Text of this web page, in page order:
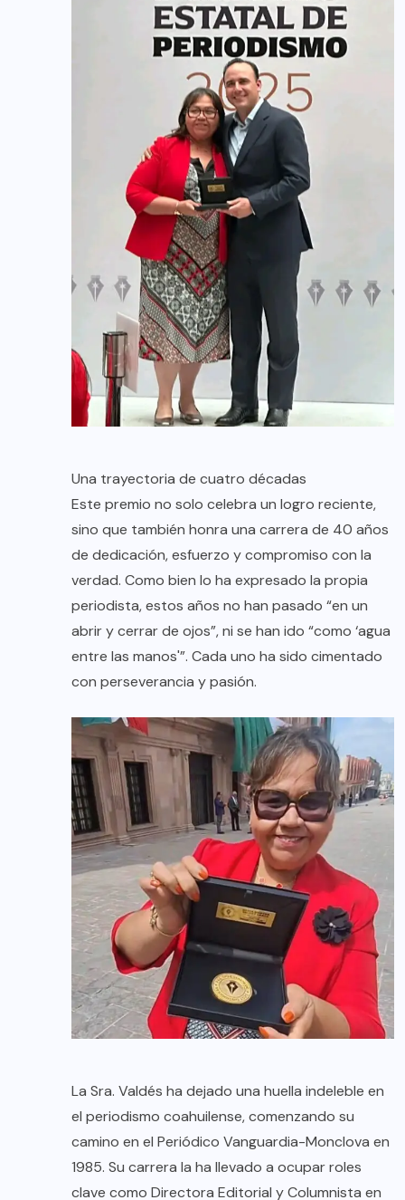
Una trayectoria de cuatro décadas
Este premio no solo celebra un logro reciente,
sino que también honra una carrera de 40 años
de dedicación, esfuerzo y compromiso con la
verdad. Como bien lo ha expresado la propia
periodista, estos años no han pasado “en un
abrir y cerrar de ojos”, ni se han ido “como ‘agua
entre las manos'”. Cada uno ha sido cimentado
con perseverancia y pasión.
La Sra. Valdés ha dejado una huella indeleble en
el periodismo coahuilense, comenzando su
camino en el Periódico Vanguardia-Monclova en
1985. Su carrera la ha llevado a ocupar roles
clave como Directora Editorial y Columnista en